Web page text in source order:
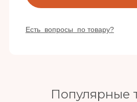
Есть вопросы по товару?
Популярные